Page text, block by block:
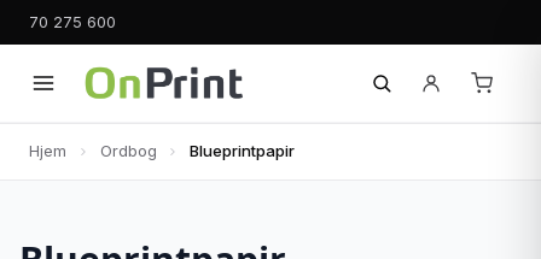
70 275 600
Hjem Ordbog Blueprintpapir